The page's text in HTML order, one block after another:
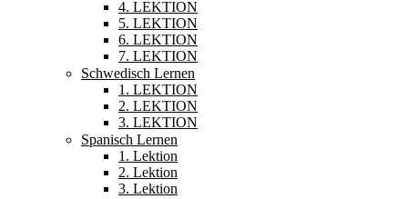
4. LEKTION
5. LEKTION
6. LEKTION
7. LEKTION
Schwedisch Lernen
1. LEKTION
2. LEKTION
3. LEKTION
Spanisch Lernen
1. Lektion
2. Lektion
3. Lektion